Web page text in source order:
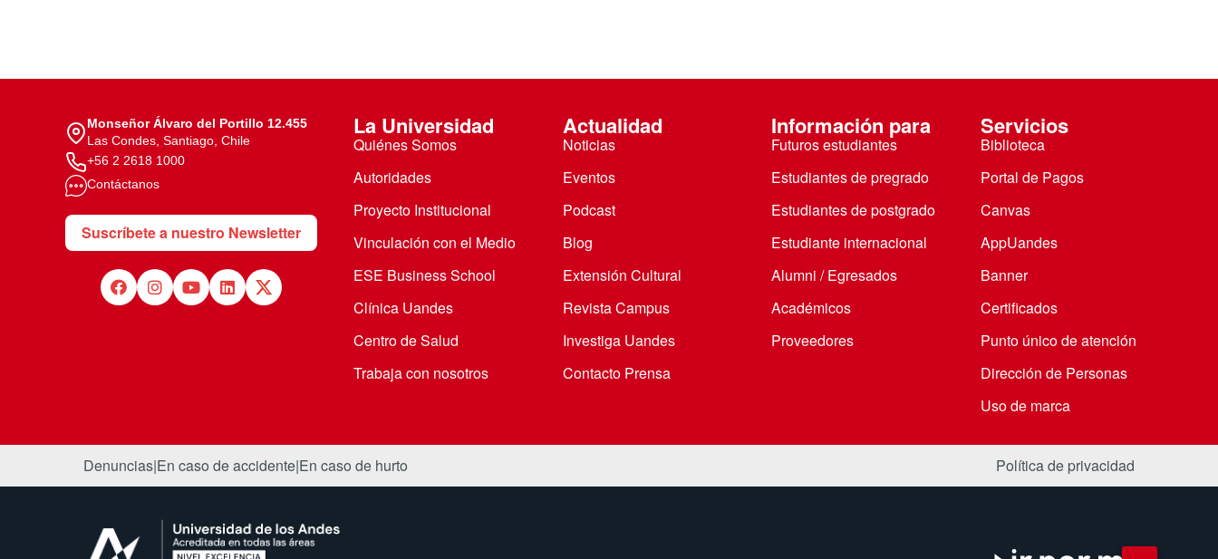
Monseñor Álvaro del Portillo 12.455
Las Condes, Santiago, Chile
+56 2 2618 1000
Contáctanos
Suscríbete a nuestro Newsletter
La Universidad
Quiénes Somos
Autoridades
Proyecto Institucional
Vinculación con el Medio
ESE Business School
Clínica Uandes
Centro de Salud
Trabaja con nosotros
Actualidad
Noticias
Eventos
Podcast
Blog
Extensión Cultural
Revista Campus
Investiga Uandes
Contacto Prensa
Información para
Futuros estudiantes
Estudiantes de pregrado
Estudiantes de postgrado
Estudiante internacional
Alumni / Egresados
Académicos
Proveedores
Servicios
Biblioteca
Portal de Pagos
Canvas
AppUandes
Banner
Certificados
Punto único de atención
Dirección de Personas
Uso de marca
Denuncias|En caso de accidente|En caso de hurto Política de privacidad